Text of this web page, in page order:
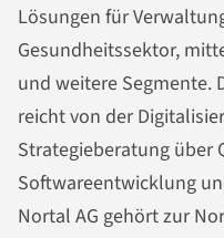
Lösungen für
Gesundheitssektor,
und weitere Segmente.
reicht von der
Strategieberatung über
Softwareentwicklung
Nortal AG gehört zur